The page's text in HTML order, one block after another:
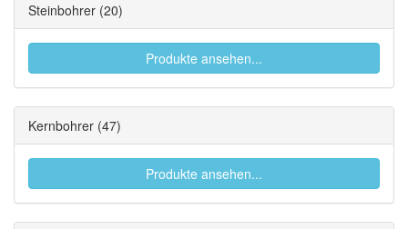
Steinbohrer (20)
Produkte ansehen...
Kernbohrer (47)
Produkte ansehen...